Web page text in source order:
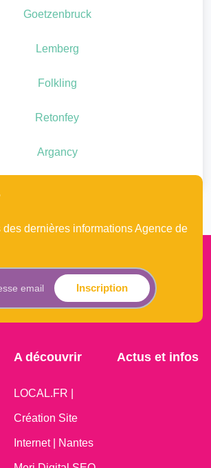
Goetzenbruck
Lemberg
Folkling
Retonfey
Argancy
des dernières informations Agence de
Inscription
A découvrir
LOCAL.FR |
Création Site
Internet | Nantes
Actus et infos